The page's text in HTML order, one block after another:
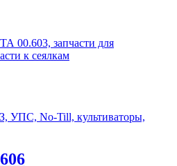
00.603, запчасти для
к сеялкам
УПС, No-Till, культиваторы,